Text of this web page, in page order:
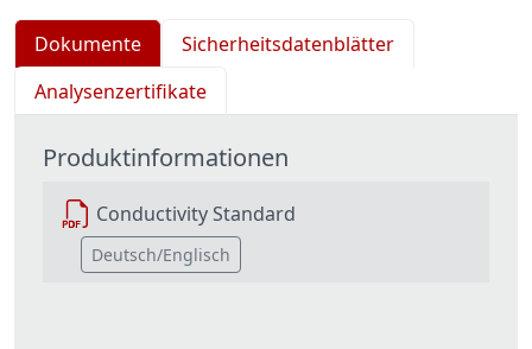
Dokumente
Sicherheitsdatenblätter
Analysenzertifikate
Produktinformationen
Conductivity Standard
Deutsch/Englisch